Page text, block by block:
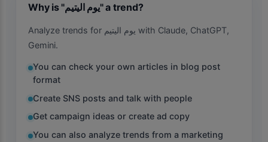
Why is "يوم اليتيم" a trend?
Analyze trends for يوم اليتيم with Claude, ChatGPT,
Gemini.
You can check your own articles in blog post
format
Create SNS posts and talk with people
Get campaign ideas or create ad copy
You can also analyze trends from a marketing